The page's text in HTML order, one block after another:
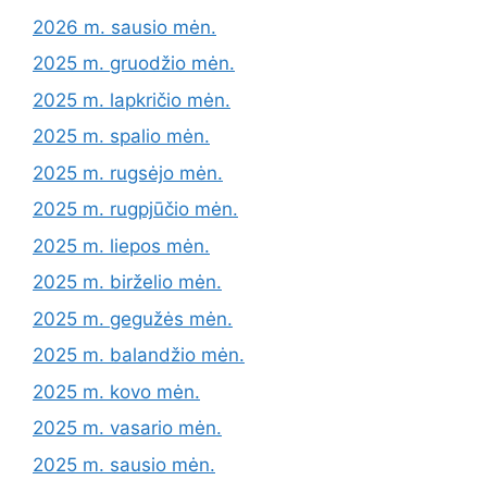
2026 m. sausio mėn.
2025 m. gruodžio mėn.
2025 m. lapkričio mėn.
2025 m. spalio mėn.
2025 m. rugsėjo mėn.
2025 m. rugpjūčio mėn.
2025 m. liepos mėn.
2025 m. birželio mėn.
2025 m. gegužės mėn.
2025 m. balandžio mėn.
2025 m. kovo mėn.
2025 m. vasario mėn.
2025 m. sausio mėn.